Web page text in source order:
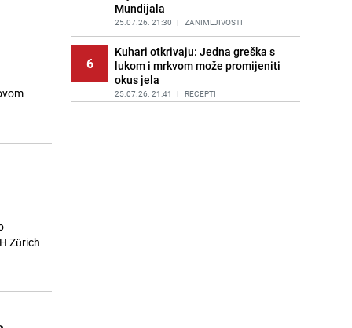
Zürich
Mundijala
25.07.26. 21:30 | ZANIMLJIVOSTI
6
Kuhari otkrivaju: Jedna greška s
lukom i mrkvom može promijeniti
okus jela
25.07.26. 21:41 | RECEPTI